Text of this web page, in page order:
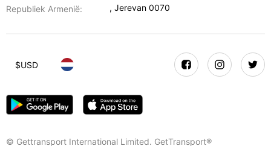
Republiek Armenië:
,Jerevan 0070
© Gettransport International Limited. GetTransport®
$USD